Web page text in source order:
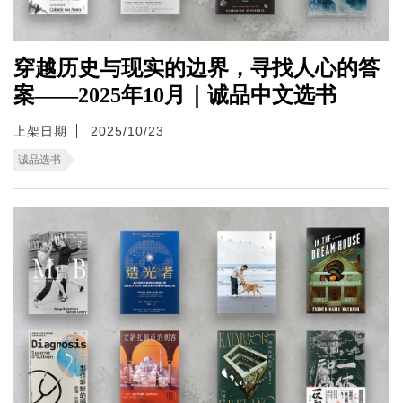
穿越历史与现实的边界，寻找人心的答
案——2025年10月｜诚品中文选书
上架日期 2025/10/23
诚品选书